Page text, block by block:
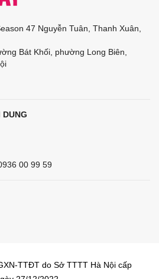
47 Nguyễn Tuân, Thanh Xuân,
Bát Khối, phường Long Biên,
DUNG
00 99 59
TTĐT do Sở TTTT Hà Nội cấp